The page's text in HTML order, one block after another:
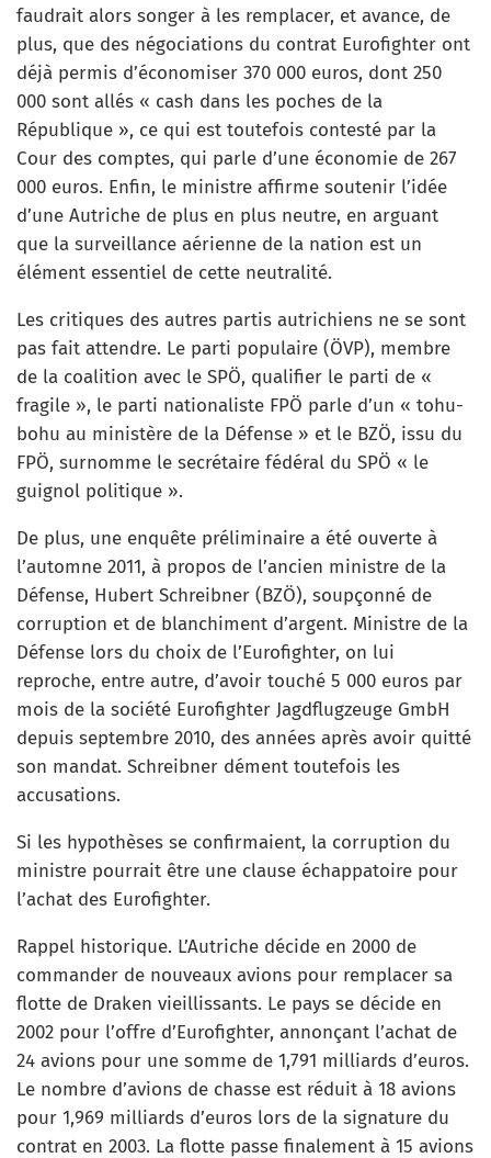
faudrait alors songer à les remplacer, et avance, de
plus, que des négociations du contrat Eurofighter ont
déjà permis d’économiser 370 000 euros, dont 250
000 sont allés « cash dans les poches de la
République », ce qui est toutefois contesté par la
Cour des comptes, qui parle d’une économie de 267
000 euros. Enfin, le ministre affirme soutenir l’idée
d’une Autriche de plus en plus neutre, en arguant
que la surveillance aérienne de la nation est un
élément essentiel de cette neutralité.
Les critiques des autres partis autrichiens ne se sont
pas fait attendre. Le parti populaire (ÖVP), membre
de la coalition avec le SPÖ, qualifier le parti de «
fragile », le parti nationaliste FPÖ parle d’un « tohu-
bohu au ministère de la Défense » et le BZÖ, issu du
FPÖ, surnomme le secrétaire fédéral du SPÖ « le
guignol politique ».
De plus, une enquête préliminaire a été ouverte à
l’automne 2011, à propos de l’ancien ministre de la
Défense, Hubert Schreibner (BZÖ), soupçonné de
corruption et de blanchiment d’argent. Ministre de la
Défense lors du choix de l’Eurofighter, on lui
reproche, entre autre, d’avoir touché 5 000 euros par
mois de la société Eurofighter Jagdflugzeuge GmbH
depuis septembre 2010, des années après avoir quitté
son mandat. Schreibner dément toutefois les
accusations.
Si les hypothèses se confirmaient, la corruption du
ministre pourrait être une clause échappatoire pour
l’achat des Eurofighter.
Rappel historique. L’Autriche décide en 2000 de
commander de nouveaux avions pour remplacer sa
flotte de Draken vieillissants. Le pays se décide en
2002 pour l’offre d’Eurofighter, annonçant l’achat de
24 avions pour une somme de 1,791 milliards d’euros.
Le nombre d’avions de chasse est réduit à 18 avions
pour 1,969 milliards d’euros lors de la signature du
contrat en 2003. La flotte passe finalement à 15 avions